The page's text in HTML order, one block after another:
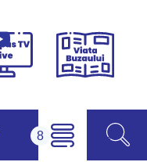
Campus
Viața